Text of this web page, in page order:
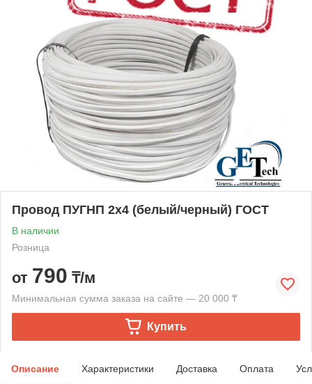
Провод ПУГНП 2х4 (белый/черный) ГОСТ
В наличии
Розница
от 790 ₸/м
Минимальная сумма заказа на сайте — 20 000 ₸
Купить
Описание Характеристики Доставка Оплата